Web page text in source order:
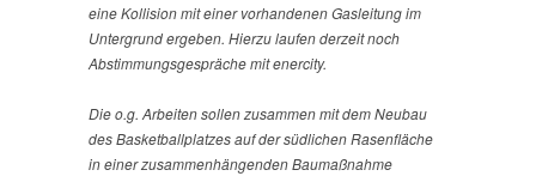
eine Kollision mit einer vorhandenen Gasleitung im
Untergrund ergeben. Hierzu laufen derzeit noch
Abstimmungsgespräche mit enercity.
Die o.g. Arbeiten sollen zusammen mit dem Neubau
des Basketballplatzes auf der südlichen Rasenfläche
in einer zusammenhängenden Baumaßnahme